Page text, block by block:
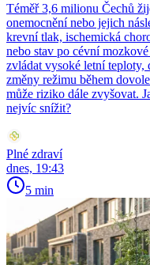
Téměř 3,6 milionu Čechů
onemocnění nebo jejich
krevní tlak, ischemická
nebo stav po cévní
zvládat vysoké letní teploty,
změny režimu během
může riziko dále zvyšovat.
nejvíc snížit?
Plné zdraví
dnes, 19:43
5 min